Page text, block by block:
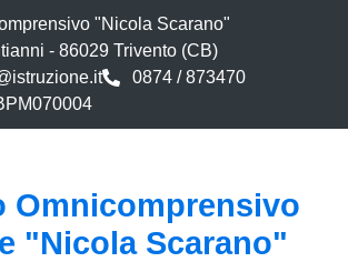
"Nicola Scarano"
- 86029 Trivento (CB)
0874 / 873470
Omnicomprensivo
"Nicola Scarano"